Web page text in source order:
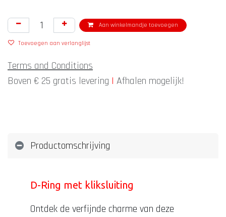
Aan winkelmandje toevoegen
Toevoegen aan verlanglijst
Terms and Conditions
Boven € 25 gratis levering | Afhalen mogelijk!
Productomschrijving
D-Ring met kliksluiting
Ontdek de verfijnde charme van deze